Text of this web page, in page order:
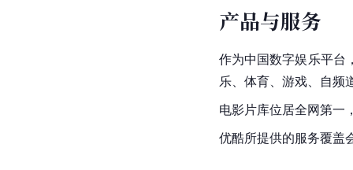
产品与服务
作为中国数字娱乐平台
乐、体育、游戏、自频
电影片库位居全网第一
优酷所提供的服务覆盖